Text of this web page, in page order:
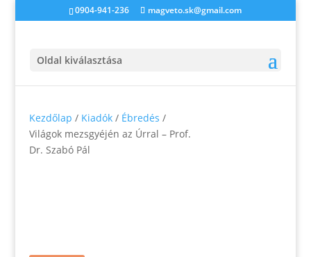
0904-941-236 magveto.sk@gmail.com
Oldal kiválasztása
Kezdőlap / Kiadók / Ébredés /
Világok mezsgyéjén az Úrral – Prof.
Dr. Szabó Pál